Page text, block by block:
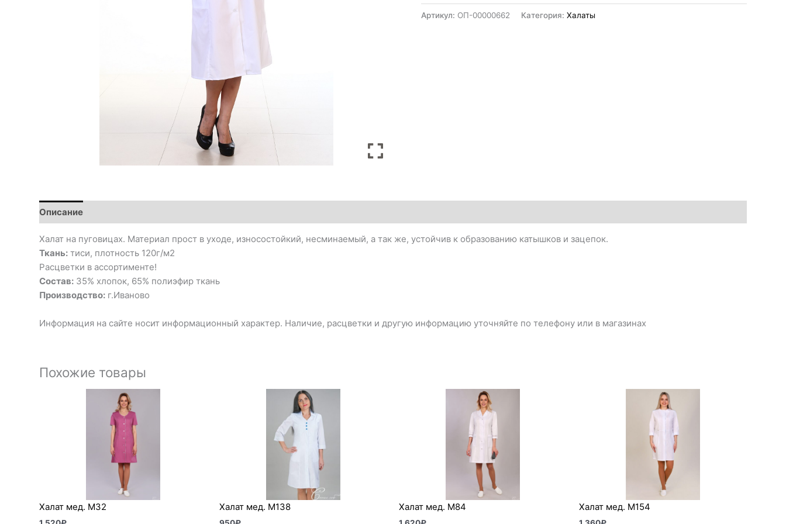
Артикул: ОП-00000662 Категория:Халаты
Описание
Халат на пуговицах. Материал прост в уходе, износостойкий, несминаемый, а так же, устойчив к образованию катышков и зацепок.
Ткань: тиси, плотность 120г/м2
Расцветки в ассортименте!
Состав: 35% хлопок, 65% полиэфир ткань
Производство: г.Иваново
Информация на сайте носит информационный характер. Наличие, расцветки и другую информацию уточняйте по телефону или в магазинах
Похожие товары
Халат мед. М32 Халат мед. М138 Халат мед. М84 Халат мед. М154